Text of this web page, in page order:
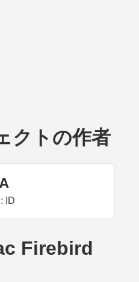
クトの作者
ID
Firebird